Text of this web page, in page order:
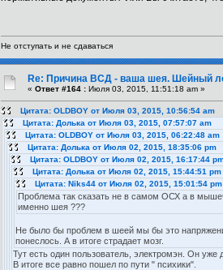
Не отступать и не сдаваться
Re: Причина ВСД - ваша шея. Шейный
« Ответ #164 : Июля 03, 2015, 11:51:18 am »
Цитата: OLDBOY от Июля 03, 2015, 10:56:54 am
Цитата: Долька от Июля 03, 2015, 07:57:07 am
Цитата: OLDBOY от Июля 03, 2015, 06:22:48 am
Цитата: Долька от Июля 02, 2015, 18:35:06 pm
Цитата: OLDBOY от Июля 02, 2015, 16:17:44
Цитата: Долька от Июля 02, 2015, 15:44:51 pm
Цитата: Niks44 от Июля 02, 2015, 15:01:54 pm
Проблема так сказать не в самом ОСХ а в
именно шея ???
Не было бы проблем в шеей мы бы это
понеслось. А в итоге страдает мозг.
Тут есть один пользователь, электромэн. Он
В итоге все равно пошел по пути " психики".